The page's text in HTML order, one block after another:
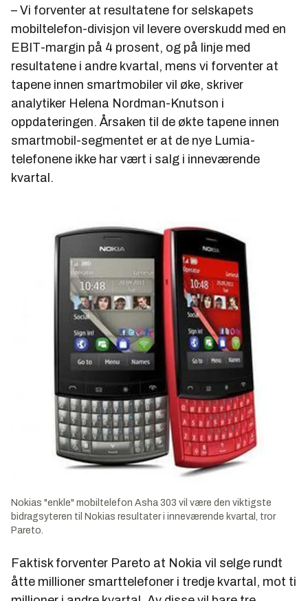
– Vi forventer at resultatene for selskapets
mobiltelefon-divisjon vil levere overskudd med en
EBIT-margin på 4 prosent, og på linje med
resultatene i andre kvartal, mens vi forventer at
tapene innen smartmobiler vil øke, skriver
analytiker Helena Nordman-Knutson i
oppdateringen. Årsaken til de økte tapene innen
smartmobil-segmentet er at de nye Lumia-
telefonene ikke har vært i salg i inneværende
kvartal.
Nokias "enkle" mobiltelefon Asha 303 vil være den viktigste
bidragsyteren til Nokias resultater i inneværende kvartal, tror
Pareto.
Faktisk forventer Pareto at Nokia vil selge rundt
åtte millioner smarttelefoner i tredje kvartal, mot ti